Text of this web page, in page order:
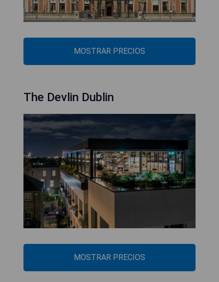
MOSTRAR PRECIOS
The Devlin Dublin
MOSTRAR PRECIOS